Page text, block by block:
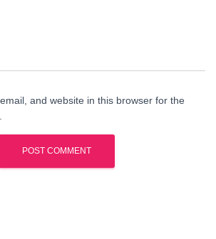
and website in this browser for the